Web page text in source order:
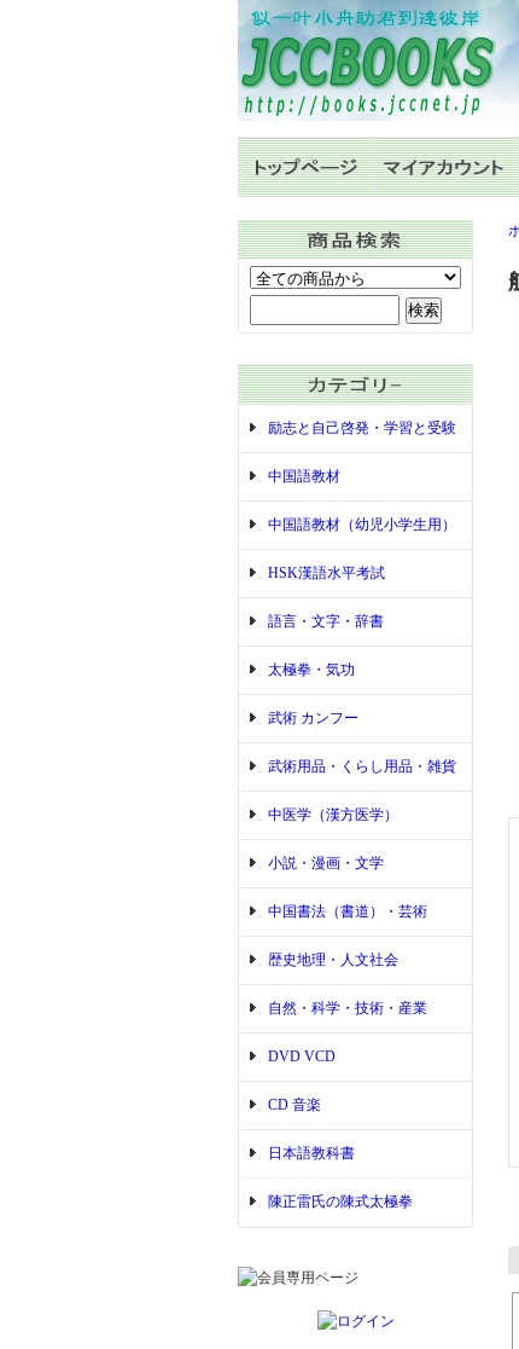
励志と自己啓発・学習と受験
中国語教材
中国語教材（幼児小学生用）
HSK漢語水平考試
語言・文字・辞書
太極拳・気功
武術 カンフー
武術用品・くらし用品・雑貨
中医学（漢方医学）
小説・漫画・文学
中国書法（書道）・芸術
歴史地理・人文社会
自然・科学・技術・産業
DVD VCD
CD 音楽
日本語教科書
陳正雷氏の陳式太極拳